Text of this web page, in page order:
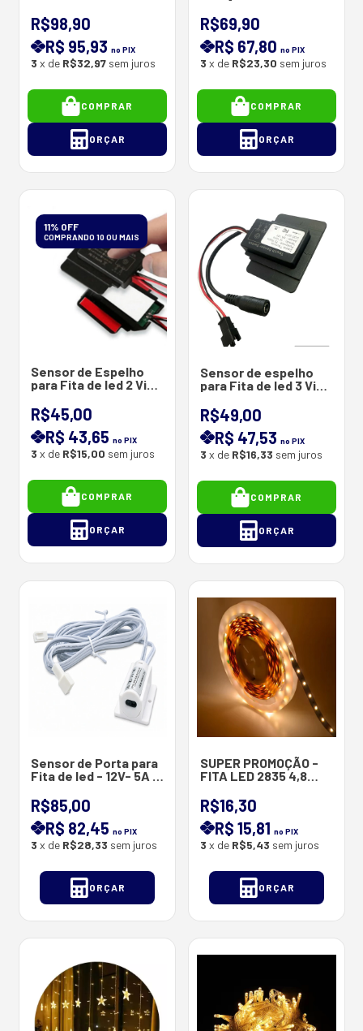
Metros Bivolt -
Conector M/F IP44
CABO 2X0.75MM
R$98,90
R$ 95,93no PIX
3 x de R$32,97 sem juros
COMPRAR
ORÇAR
Bivolt
R$69,90
R$ 67,80no PIX
3 x de R$23,30 sem juros
COMPRAR
ORÇAR
11% OFF
COMPRANDO 10 OU MAIS
Sensor de Espelho
para Fita de led 2 Vias
24V 6A - 72 Watts
R$45,00
R$ 43,65no PIX
3 x de R$15,00 sem juros
COMPRAR
ORÇAR
Sensor de espelho
para Fita de led 3 Vias
12-24V 6A 72 Watts
(RILL LED )
R$49,00
R$ 47,53no PIX
3 x de R$16,33 sem juros
COMPRAR
ORÇAR
Sensor de Porta para
Fita de led - 12V- 5A -
R$85,00
R$ 82,45no PIX
3 x de R$28,33 sem juros
ORÇAR
SUPER PROMOÇÃO -
FITA LED 2835 4,8
2835 - 12V - Ip20 - 5
Metros /RL
R$16,30
R$ 15,81no PIX
3 x de R$5,43 sem juros
ORÇAR